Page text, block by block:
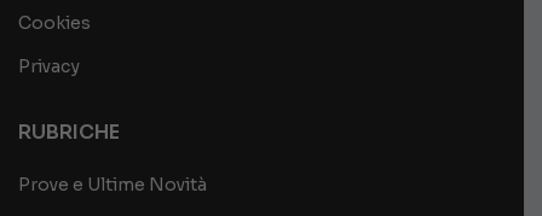
Cookies
Privacy
RUBRICHE
Prove e Ultime Novità